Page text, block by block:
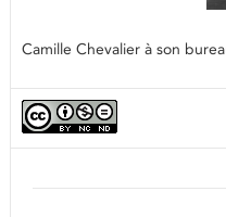
Camille Chevalier à son